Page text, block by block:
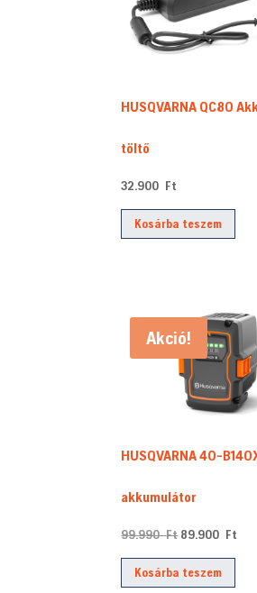
HUSQVARNA QC80
töltő
32.900 Ft
Kosárba teszem
Akció!
HUSQVARNA 40-
akkumulátor
99.990Ft Original
was:
89.900 Ft
Kosárba teszem